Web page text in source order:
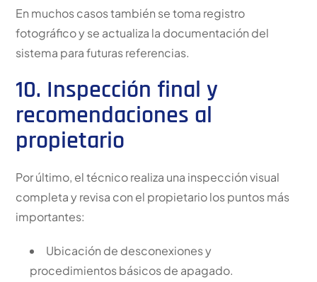
En muchos casos también se toma registro
fotográfico y se actualiza la documentación del
sistema para futuras referencias.
10. Inspección final y
recomendaciones al
propietario
Por último, el técnico realiza una inspección visual
completa y revisa con el propietario los puntos más
importantes:
Ubicación de desconexiones y
procedimientos básicos de apagado.